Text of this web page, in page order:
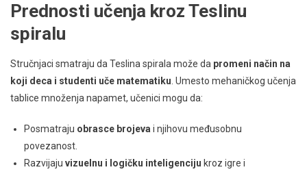
Prednosti učenja kroz Teslinu
spiralu
Stručnjaci smatraju da Teslina spirala može da promeni način na
koji deca i studenti uče matematiku . Umesto mehaničkog učenja
tablice množenja napamet, učenici mogu da:
Posmatraju obrasce brojeva i njihovu međusobnu
povezanost.
Razvijaju vizuelnu i logičku inteligenciju kroz igre i